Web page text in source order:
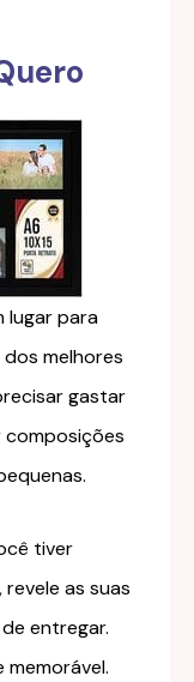
lugar para
melhores
gastar
composições
tiver
as suas
entregar.